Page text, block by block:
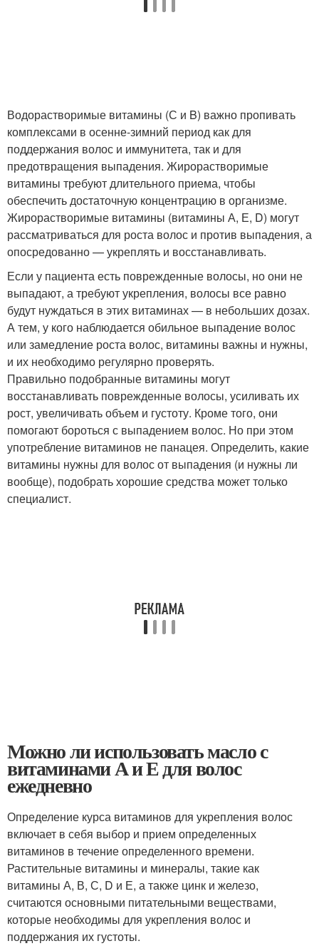
Водорастворимые витамины (С и B) важно пропивать
комплексами в осенне-зимний период как для
поддержания волос и иммунитета, так и для
предотвращения выпадения. Жирорастворимые
витамины требуют длительного приема, чтобы
обеспечить достаточную концентрацию в организме.
Жирорастворимые витамины (витамины А, Е, D) могут
рассматриваться для роста волос и против выпадения, а
опосредованно — укреплять и восстанавливать.
Если у пациента есть поврежденные волосы, но они не
выпадают, а требуют укрепления, волосы все равно
будут нуждаться в этих витаминах — в небольших дозах.
А тем, у кого наблюдается обильное выпадение волос
или замедление роста волос, витамины важны и нужны,
и их необходимо регулярно проверять.
Правильно подобранные витамины могут
восстанавливать поврежденные волосы, усиливать их
рост, увеличивать объем и густоту. Кроме того, они
помогают бороться с выпадением волос. Но при этом
употребление витаминов не панацея. Определить, какие
витамины нужны для волос от выпадения (и нужны ли
вообще), подобрать хорошие средства может только
специалист.
Можно ли использовать масло с
витаминами А и Е для волос
ежедневно
Определение курса витаминов для укрепления волос
включает в себя выбор и прием определенных
витаминов в течение определенного времени.
Растительные витамины и минералы, такие как
витамины А, В, С, D и Е, а также цинк и железо,
считаются основными питательными веществами,
которые необходимы для укрепления волос и
поддержания их густоты.